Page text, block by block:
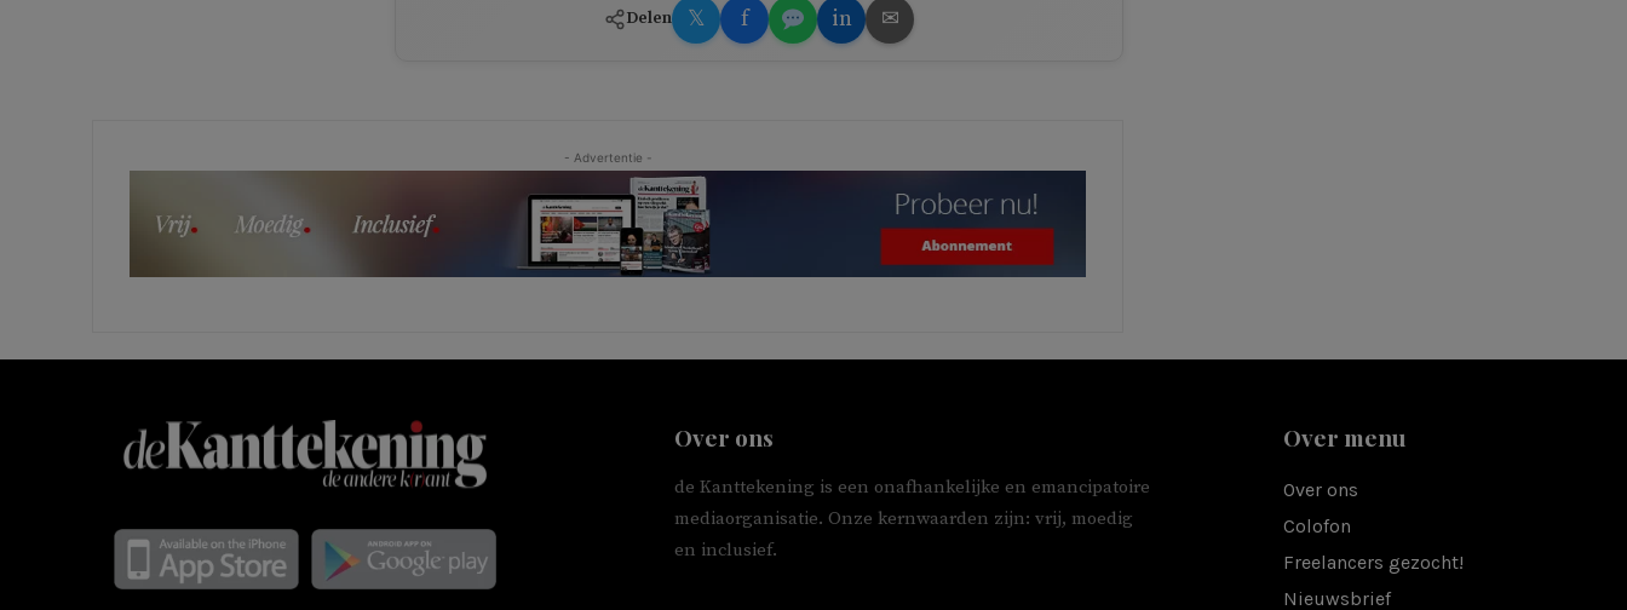
Delen 𝕏 f in ✉
- Advertentie -
Over ons
de Kanttekening is een onafhankelijke en emancipatoire
mediaorganisatie. Onze kernwaarden zijn: vrij, moedig
en inclusief.
Over menu
Over ons
Colofon
Freelancers gezocht!
Nieuwsbrief